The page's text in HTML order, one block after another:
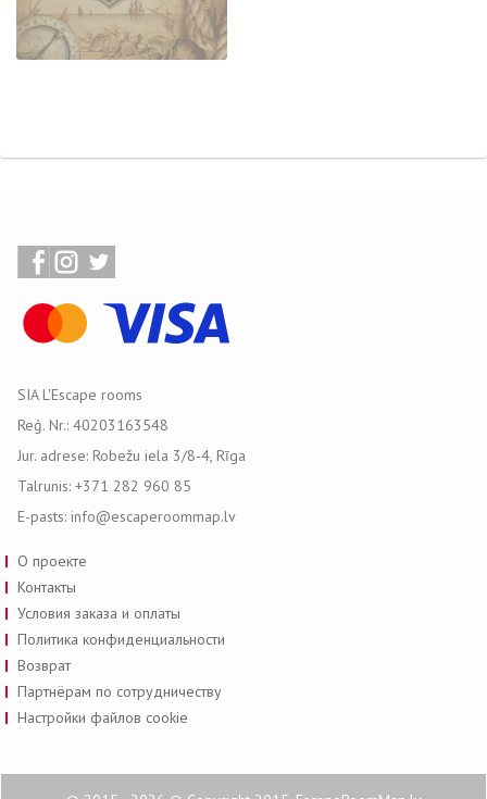
SIA L'Escape rooms
Reģ. Nr.: 40203163548
Jur. adrese: Robežu iela 3/8-4, Rīga
Talrunis: +371 282 960 85
E-pasts: info@escaperoommap.lv
О проекте
Контакты
Условия заказа и оплаты
Политика конфиденциальности
Возврат
Партнёрам по сотрудничеству
Настройки файлов cookie